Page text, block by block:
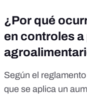
¿Por qué
en controles
Según el
que se aplica un